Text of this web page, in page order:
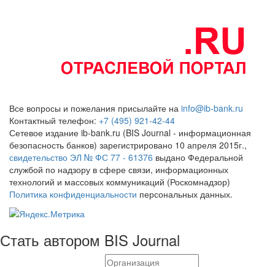
Все вопросы и пожелания присылайте на info@ib-bank.ru
Контактный телефон: +7 (495) 921-42-44
Сетевое издание ib-bank.ru (BIS Journal - информационная
безопасность банков) зарегистрировано 10 апреля 2015г.,
свидетельство ЭЛ № ФС 77 - 61376 выдано Федеральной
службой по надзору в сфере связи, информационных
технологий и массовых коммуникаций (Роскомнадзор)
Политика конфиденциальности персональных данных.
Стать автором BIS Journal